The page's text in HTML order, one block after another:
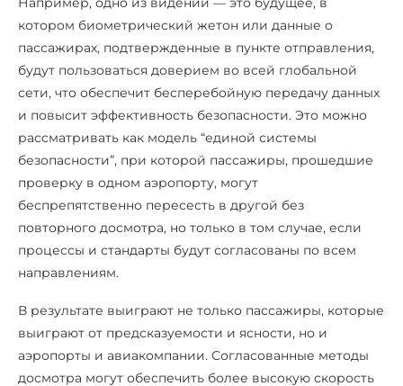
котором биометрический жетон или данные о
пассажирах, подтвержденные в пункте отправления,
будут пользоваться доверием во всей глобальной
сети, что обеспечит бесперебойную передачу данных
и повысит эффективность безопасности. Это можно
рассматривать как модель “единой системы
безопасности”, при которой пассажиры, прошедшие
проверку в одном аэропорту, могут
беспрепятственно пересесть в другой без
повторного досмотра, но только в том случае, если
процессы и стандарты будут согласованы по всем
направлениям.
В результате выиграют не только пассажиры, которые
выиграют от предсказуемости и ясности, но и
аэропорты и авиакомпании. Согласованные методы
досмотра могут обеспечить более высокую скорость